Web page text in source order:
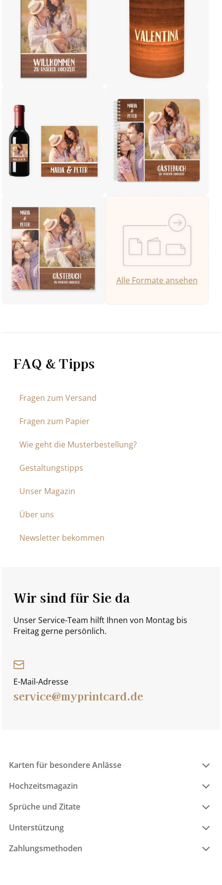
Alle Formate ansehen
FAQ & Tipps
Fragen zum Versand
Fragen zum Papier
Wie geht die Musterbestellung?
Gestaltungstipps
Unser Magazin
Über uns
Newsletter bekommen
Wir sind für Sie da
Unser Service-Team hilft Ihnen von Montag bis
Freitag gerne persönlich.
E-Mail-Adresse
service@myprintcard.de
Karten für besondere Anlässe
Hochzeitsmagazin
Sprüche und Zitate
Unterstützung
Zahlungsmethoden